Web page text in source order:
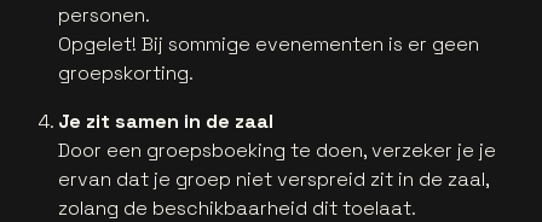
personen.
Opgelet! Bij sommige evenementen is er geen
groepskorting.
Je zit samen in de zaal
Door een groepsboeking te doen, verzeker je je
ervan dat je groep niet verspreid zit in de zaal,
zolang de beschikbaarheid dit toelaat.